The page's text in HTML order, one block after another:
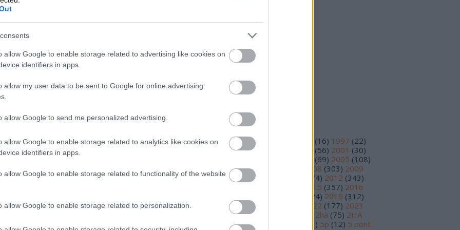
allow Google to enable storage related to advertising like cookies on
identifiers in apps.
allow my user data to be sent to Google for online advertising
allow Google to send me personalized advertising.
allow Google to enable storage related to analytics like cookies on
identifiers in apps.
allow Google to enable storage related to functionality of the website
allow Google to enable storage related to personalization.
után következtek a komolyabb a fahordós
cava-kkal zártuk a kóstolót. A borok és
érkeztek a karibi konyha fogásai.
0
vicente gandia el grillo y la luna vino castillo chivite
piedemonte
ben II.
hogy több társasággal is összejövünk koccintani,
sok ilyen alkalom adódott, a szokásos év végi ünnepi
2025 október
Tovább...
Feedek
RSS 2.0
Atom
bejegyzések
Címkék
1993 ( 11) (16) 1997 (22)
1998 (14) (56) 2001 (30)
(69) 2005 (108)
2006 (195 2008 (303) 2009
(378 2010 374) 2012 (343)
2015 (357) 2016
324) 2019 (312)
2020
( 199 2022 (177) 2023
117) 2024 2ha (75) 2HA
19) 3 pont ) 5p (12) 5 pont